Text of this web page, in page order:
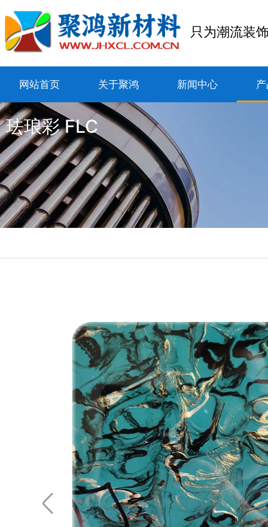
只为潮流装
网站首页 关于聚鸿 新闻中心
珐琅彩 FLC